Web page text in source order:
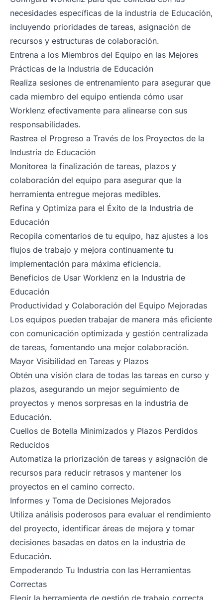
necesidades específicas de la industria de Educación,
incluyendo prioridades de tareas, asignación de
recursos y estructuras de colaboración.
Entrena a los Miembros del Equipo en las Mejores
Prácticas de la Industria de Educación
Realiza sesiones de entrenamiento para asegurar que
cada miembro del equipo entienda cómo usar
Worklenz efectivamente para alinearse con sus
responsabilidades.
Rastrea el Progreso a Través de los Proyectos de la
Industria de Educación
Monitorea la finalización de tareas, plazos y
colaboración del equipo para asegurar que la
herramienta entregue mejoras medibles.
Refina y Optimiza para el Éxito de la Industria de
Educación
Recopila comentarios de tu equipo, haz ajustes a los
flujos de trabajo y mejora continuamente tu
implementación para máxima eficiencia.
Beneficios de Usar Worklenz en la Industria de
Educación
Productividad y Colaboración del Equipo Mejoradas
Los equipos pueden trabajar de manera más eficiente
con comunicación optimizada y gestión centralizada
de tareas, fomentando una mejor colaboración.
Mayor Visibilidad en Tareas y Plazos
Obtén una visión clara de todas las tareas en curso y
plazos, asegurando un mejor seguimiento de
proyectos y menos sorpresas en la industria de
Educación.
Cuellos de Botella Minimizados y Plazos Perdidos
Reducidos
Automatiza la priorización de tareas y asignación de
recursos para reducir retrasos y mantener los
proyectos en el camino correcto.
Informes y Toma de Decisiones Mejorados
Utiliza análisis poderosos para evaluar el rendimiento
del proyecto, identificar áreas de mejora y tomar
decisiones basadas en datos en la industria de
Educación.
Empoderando Tu Industria con las Herramientas
Correctas
Elegir la herramienta de gestión de trabajo correcta